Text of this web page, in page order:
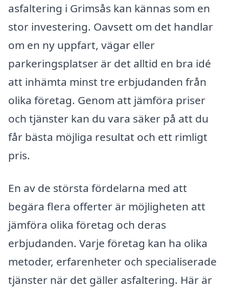
asfaltering i Grimsås kan kännas som en
stor investering. Oavsett om det handlar
om en ny uppfart, vägar eller
parkeringsplatser är det alltid en bra idé
att inhämta minst tre erbjudanden från
olika företag. Genom att jämföra priser
och tjänster kan du vara säker på att du
får bästa möjliga resultat och ett rimligt
pris.
En av de största fördelarna med att
begära flera offerter är möjligheten att
jämföra olika företag och deras
erbjudanden. Varje företag kan ha olika
metoder, erfarenheter och specialiserade
tjänster när det gäller asfaltering. Här är